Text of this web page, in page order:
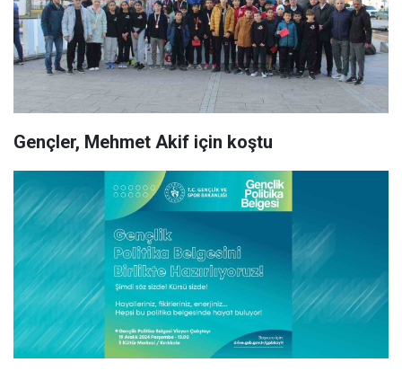
Gençler, Mehmet Akif için koştu